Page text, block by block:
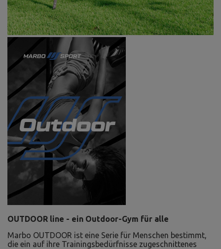
OUTDOOR line - ein Outdoor-Gym für alle
Marbo OUTDOOR ist eine Serie für Menschen bestimmt,
die ein auf ihre Trainingsbedürfnisse zugeschnittenes